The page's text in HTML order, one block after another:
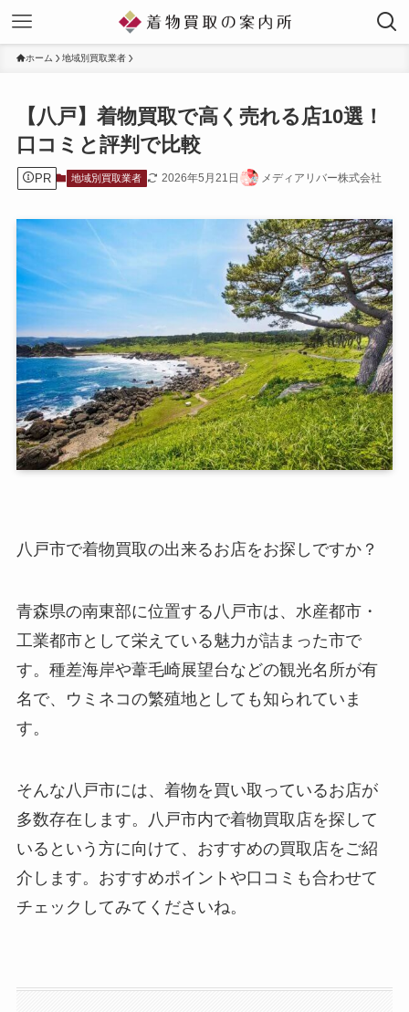
ホーム 地域別買取業者
【八戸】着物買取で高く売れる店10選！
口コミと評判で比較
PR 地域別買取業者 2026年5月21日 メディアリバー株式会社
八戸市で着物買取の出来るお店をお探しですか？
青森県の南東部に位置する八戸市は、水産都市・
工業都市として栄えている魅力が詰まった市で
す。種差海岸や葦毛崎展望台などの観光名所が有
名で、ウミネコの繁殖地としても知られていま
す。
そんな八戸市には、着物を買い取っているお店が
多数存在します。八戸市内で着物買取店を探して
いるという方に向けて、おすすめの買取店をご紹
介します。おすすめポイントや口コミも合わせて
チェックしてみてくださいね。